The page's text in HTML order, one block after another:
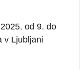
od 9. do
v Ljubljani